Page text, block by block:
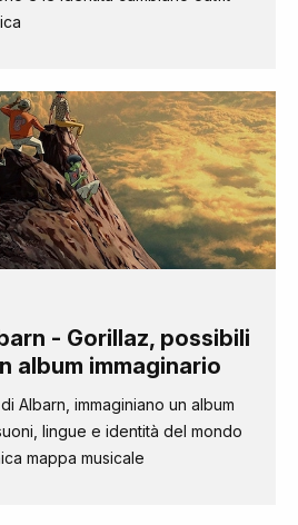
- Gorillaz, possibili
album immaginario
Albarn, immaginiano un album
lingue e identità del mondo
mappa musicale